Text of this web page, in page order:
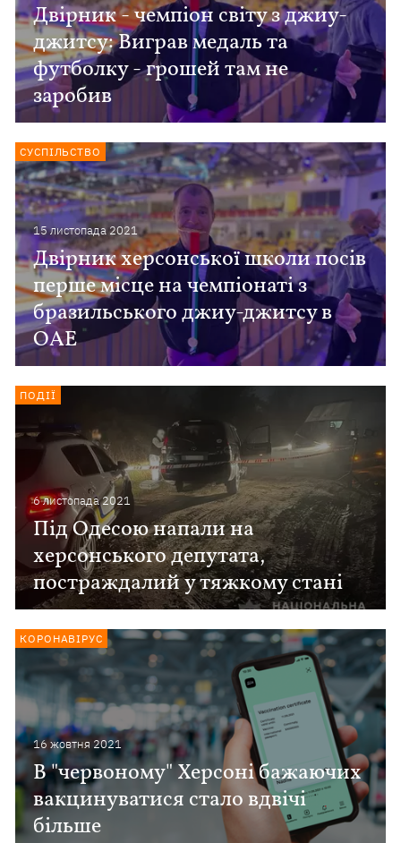
Двірник - чемпіон світу з джиу-
джитсу: Виграв медаль та
футболку - грошей там не
заробив
15 листопада 2021
Двірник херсонської школи посів
перше місце на чемпіонаті з
бразильського джиу-джитсу в
ОАЕ
СУСПІЛЬСТВО
6 листопада 2021
Під Одесою напали на
херсонського депутата,
постраждалий у тяжкому стані
ПОДІЇ
16 жовтня 2021
В "червоному" Херсоні бажаючих
вакцинуватися стало вдвічі
більше
КОРОНАВІРУС